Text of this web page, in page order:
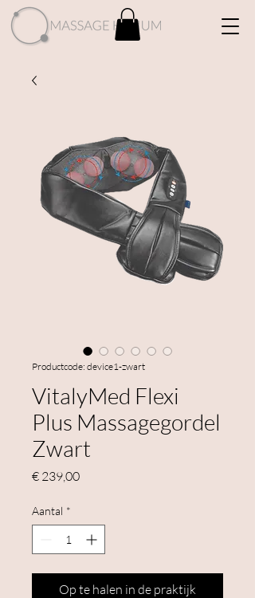
Productcode: device1-zwart
VitalyMed Flexi
Plus Massagegordel
Zwart
€ 239,00Prijs
Aantal *
Op te halen in de praktijk